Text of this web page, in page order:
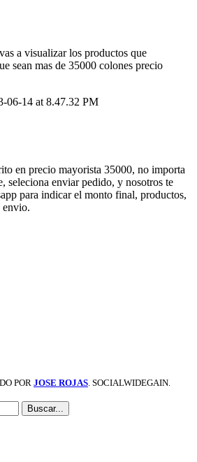
a visualizar los productos que
sean mas de 35000 colones precio
en precio mayorista 35000, no importa
seleciona enviar pedido, y nosotros te
para indicar el monto final, productos,
envio.
POR JOSE ROJAS . SOCIALWIDEGAIN.
Buscar...